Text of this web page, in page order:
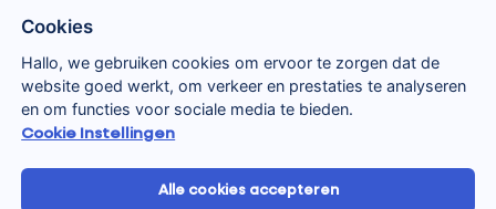
Cookies
Hallo, we gebruiken cookies om ervoor te zorgen dat de
website goed werkt, om verkeer en prestaties te analyseren
en om functies voor sociale media te bieden.
Cookie Instellingen
Alle cookies accepteren